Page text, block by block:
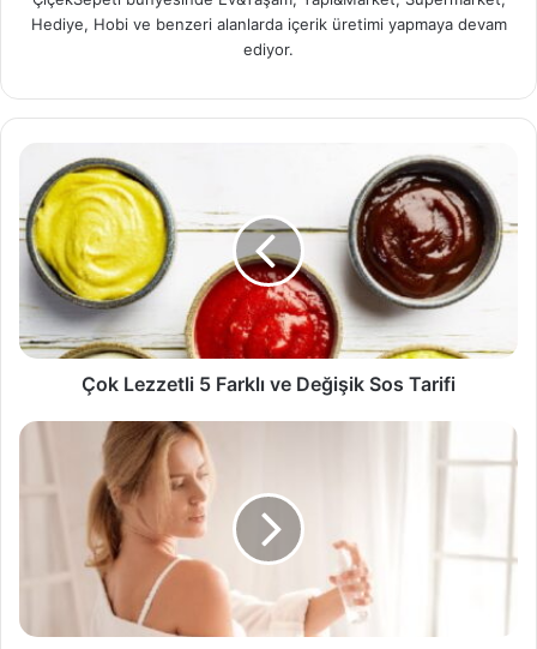
Hediye, Hobi ve benzeri alanlarda içerik üretimi yapmaya devam
ediyor.
Lezzetli
Farklı
ve
Değişik
Sos
Tarifi
Çok Lezzetli 5 Farklı ve Değişik Sos Tarifi
Vücut
Nasıl
Rehberi